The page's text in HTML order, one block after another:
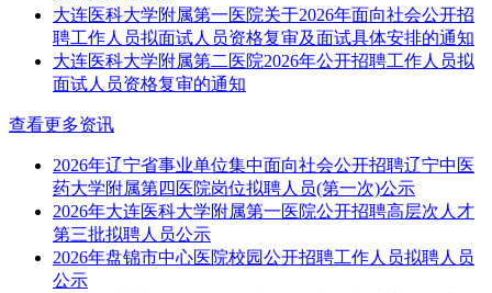
大连医科大学附属第一医院关于2026年面向社会公开招
聘工作人员拟面试人员资格复审及面试具体安排的通知
大连医科大学附属第二医院2026年公开招聘工作人员拟
面试人员资格复审的通知
查看更多资讯
2026年辽宁省事业单位集中面向社会公开招聘辽宁中医
药大学附属第四医院岗位拟聘人员(第一次)公示
2026年大连医科大学附属第一医院公开招聘高层次人才
第三批拟聘人员公示
2026年盘锦市中心医院校园公开招聘工作人员拟聘人员
公示